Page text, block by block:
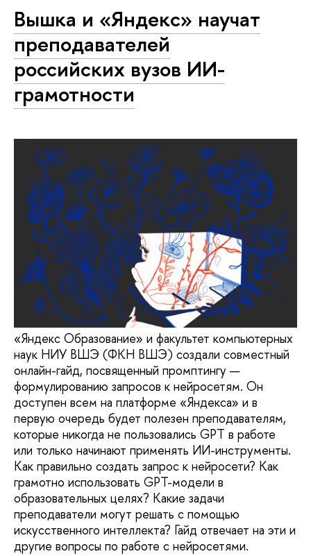
Вышка и «Яндекс» научат
преподавателей
российских вузов ИИ-
грамотности
«Яндекс Образование» и факультет компьютерных
наук НИУ ВШЭ (ФКН ВШЭ) создали совместный
онлайн-гайд, посвященный промптингу —
формулированию запросов к нейросетям. Он
доступен всем на платформе «Яндекса» и в
первую очередь будет полезен преподавателям,
которые никогда не пользовались GPT в работе
или только начинают применять ИИ-инструменты.
Как правильно создать запрос к нейросети? Как
грамотно использовать GPT-модели в
образовательных целях? Какие задачи
преподаватели могут решать с помощью
искусственного интеллекта? Гайд отвечает на эти и
другие вопросы по работе с нейросетями.